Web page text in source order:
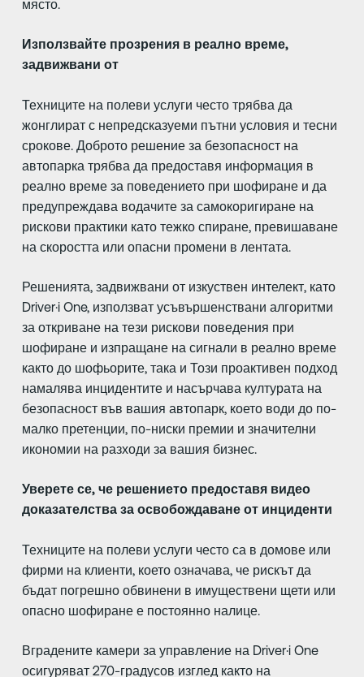
място.
Използвайте прозрения в реално време,
задвижвани от
Техниците на полеви услуги често трябва да
жонглират с непредсказуеми пътни условия и тесни
срокове. Доброто решение за безопасност на
автопарка трябва да предоставя информация в
реално време за поведението при шофиране и да
предупреждава водачите за самокоригиране на
рискови практики като тежко спиране, превишаване
на скоростта или опасни промени в лентата.
Решенията, задвижвани от изкуствен интелект, като
Driver·i One, използват усъвършенствани алгоритми
за откриване на тези рискови поведения при
шофиране и изпращане на сигнали в реално време
както до шофьорите, така и Този проактивен подход
намалява инцидентите и насърчава културата на
безопасност във вашия автопарк, което води до по-
малко претенции, по-ниски премии и значителни
икономии на разходи за вашия бизнес.
Уверете се, че решението предоставя видео
доказателства за освобождаване от инциденти
Техниците на полеви услуги често са в домове или
фирми на клиенти, което означава, че рискът да
бъдат погрешно обвинени в имуществени щети или
опасно шофиране е постоянно налице.
Вградените камери за управление на Driver·i One
осигуряват 270-градусов изглед както на